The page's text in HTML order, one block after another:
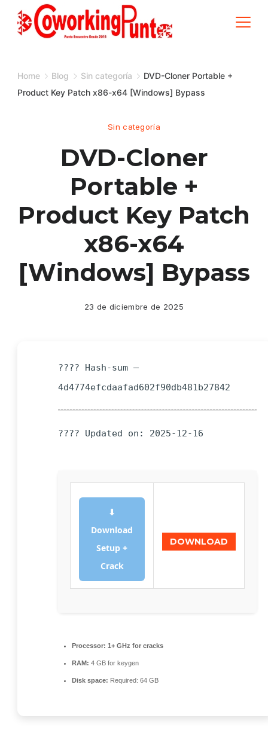
Home Blog Sin categoría
DVD-Cloner Portable +
Product Key Patch x86-x64 [Windows] Bypass
Sin categoría
DVD-Cloner
Portable +
Product Key Patch
x86-x64
[Windows] Bypass
23 de diciembre de 2025
???? Hash-sum —
4d4774efcdaafad602f90db481b27842
???? Updated on: 2025-12-16
⬇
Download
Setup +
Crack
DOWNLOAD
Processor: 1+ GHz for cracks
RAM: 4 GB for keygen
Disk space: Required: 64 GB